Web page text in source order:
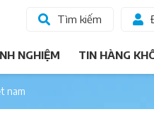
Tìm kiếm
NGHIỆM TIN HÀNG
nam